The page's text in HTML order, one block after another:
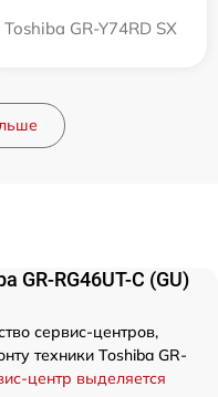
Toshiba GR-Y74RD SX
GR-RG46UT-C (GU)
сервис-центров,
техники Toshiba GR-
центр выделяется